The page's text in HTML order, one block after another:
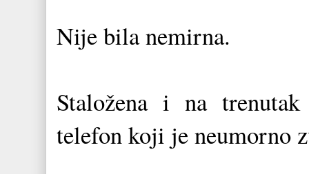
Nije bila nemirna.
Staložena i na
telefon koji je neumorno